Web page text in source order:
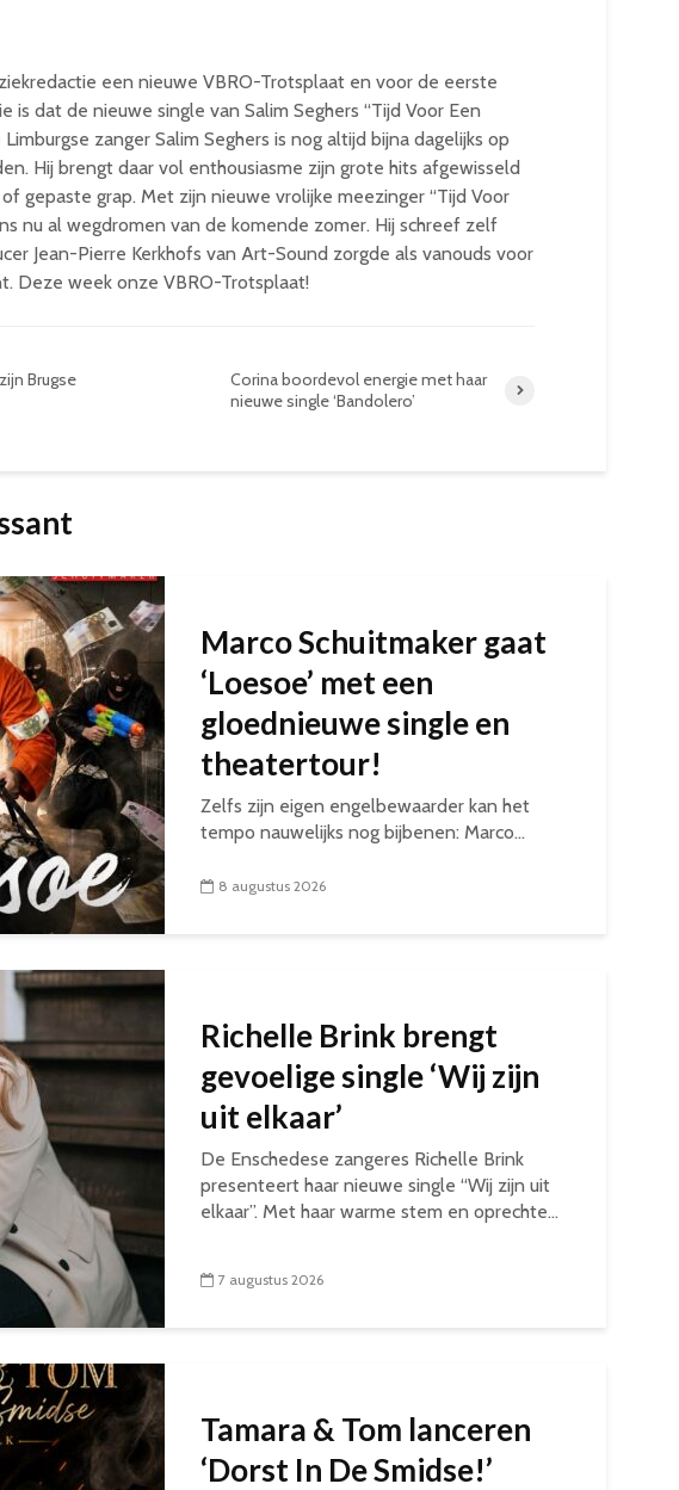
een nieuwe VBRO-Trotsplaat en voor de eerste
is dat de nieuwe single van Salim Seghers “Tijd Voor Een
zanger Salim Seghers is nog altijd bijna dagelijks op
Hij brengt daar vol enthousiasme zijn grote hits afgewisseld
gepaste grap. Met zijn nieuwe vrolijke meezinger “Tijd Voor
nu al wegdromen van de komende zomer. Hij schreef zelf
Jean-Pierre Kerkhofs van Art-Sound zorgde als vanouds voor
Deze week onze VBRO-Trotsplaat!
Brugse
Corina boordevol energie met haar
nieuwe single ‘Bandolero’
Marco Schuitmaker gaat
‘Loesoe’ met een
gloednieuwe single en
theatertour!
Zelfs zijn eigen engelbewaarder kan het
tempo nauwelijks nog bijbenen: Marco...
8 augustus 2026
Richelle Brink brengt
gevoelige single ‘Wij zijn
uit elkaar’
De Enschedese zangeres Richelle Brink
presenteert haar nieuwe single “Wij zijn uit
elkaar”. Met haar warme stem en oprechte...
7 augustus 2026
Tamara & Tom lanceren
‘Dorst In De Smidse!’